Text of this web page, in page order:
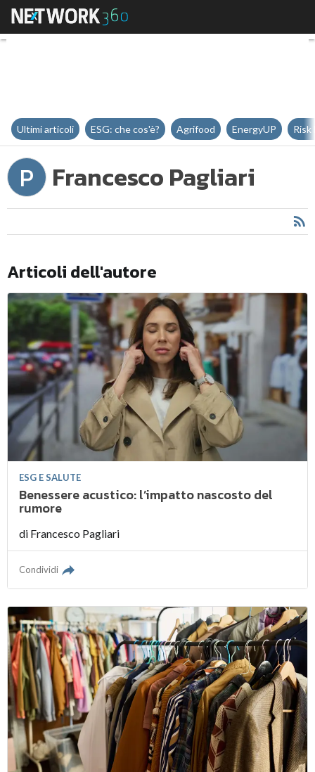
Francesco Pagliari
Ultimi articoli ESG: che cos'è? Agrifood EnergyUP Risk
P Francesco Pagliari
Articoli dell'autore
ESG E SALUTE
Benessere acustico: l’impatto nascosto del
rumore
di Francesco Pagliari
Condividi